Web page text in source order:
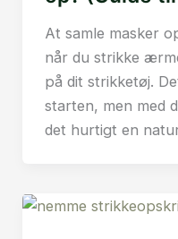
At samle masker
når du strikke
på dit strikketøj.
starten, men med
det hurtigt en